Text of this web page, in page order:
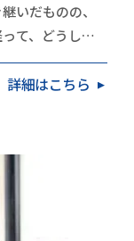
いだものの、
て、どうした
ます。久和不…
詳細はこちら